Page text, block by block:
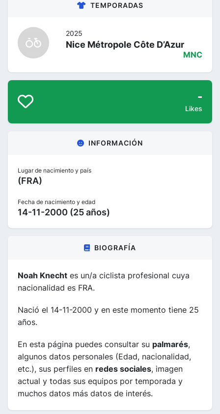
TEMPORADAS
2025
Nice Métropole Côte D’Azur
MNC
-
Likes
INFORMACIÓN
Lugar de nacimiento y país
(FRA)
Fecha de nacimiento y edad
14-11-2000 (25 años)
BIOGRAFÍA
Noah Knecht es un/a ciclista profesional cuya
nacionalidad es FRA.
Nació el 14-11-2000 y en este momento tiene 25
años.
En esta página puedes consultar su palmarés,
algunos datos personales (Edad, nacionalidad,
etc.), sus perfiles en redes sociales, imagen
actual y todas sus equipos por temporada y
muchos datos más datos de interés.